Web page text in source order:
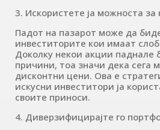
3. Искористете ја можноста за
Падот на пазарот може да
инвеститорите кои имаат
Доколку некои акции паднале
причини, тоа значи дека сега
дисконтни цени. Ова е
искусни инвеститори ја
своите приноси.
4. Диверзифицирајте го